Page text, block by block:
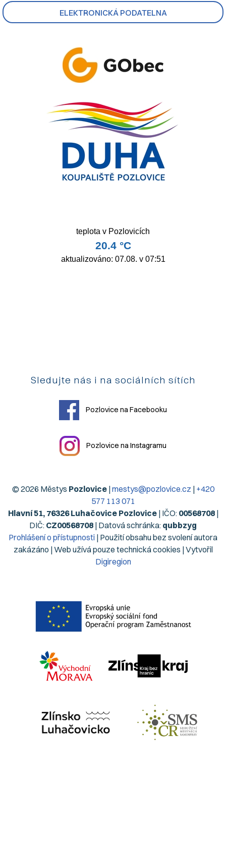
ELEKTRONICKÁ PODATELNA
Sledujte nás i na sociálních sítích
Pozlovice na Facebooku
Pozlovice na Instagramu
© 2026 Městys Pozlovice|mestys@pozlovice.cz | +420
577 113 071
Hlavní 51, 76326 Luhačovice Pozlovice| IČO: 00568708|
DIČ: CZ00568708 | Datová schránka: qubbzyg
Prohlášení o přístupnosti | Použití obsahu bez svolení autora
zakázáno | Web užívá pouze technická cookies | Vytvořil
Digiregion